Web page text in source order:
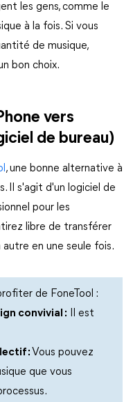
les gens, comme le
à la fois. Si vous
de musique,
bon choix.
vers
de bureau)
, une bonne alternative à
Il s'agit d'un logiciel de
pour les
libre de transférer
autre en une seule fois.
de FoneTool :
convivial : Il est
: Vous pouvez
que vous